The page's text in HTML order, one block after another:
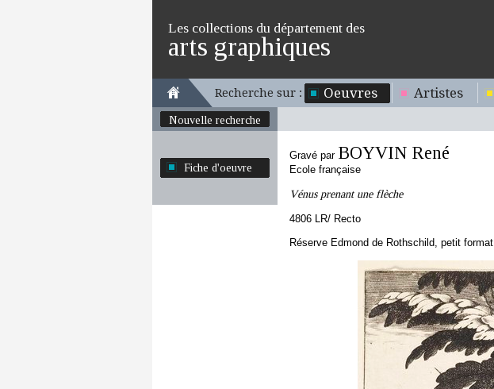
Les collections du département des
arts graphiques
Recherche sur : Oeuvres Artistes
Nouvelle recherche
Fiche d'oeuvre
Gravé par BOYVIN René
Ecole française
Vénus prenant une flèche
4806 LR/ Recto
Réserve Edmond de Rothschild, petit format